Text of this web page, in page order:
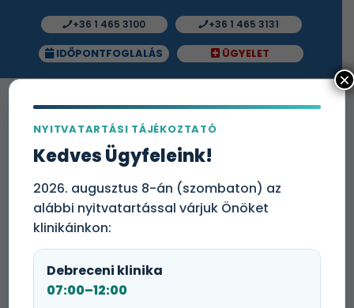
+36 1 465 3100 +36 1 465 3131
IDŐPONTFOGLALÁS ÜGYELET
Végtag CT vizsgálat
ízületek degeneratív, csontos elváltozásainak
vizsgálati módszere a végtag CT, ami alkalmas a
sérülések okozta elváltozások és a csontdaganatok
Végtag CT-t alkalmazunk a combcsont – femur –, a
térd, a lábszár, a boka, a lábfej, a váll, a felkar, a
NYITVATARTÁSI TÁJÉKOZTATÓ
Kedves Ügyfeleink!
2026. augusztus 8-án (szombaton) az
alábbi nyitvatartással várjuk Önöket
klinikáinkon:
Debreceni klinika
07:00–12:00
×